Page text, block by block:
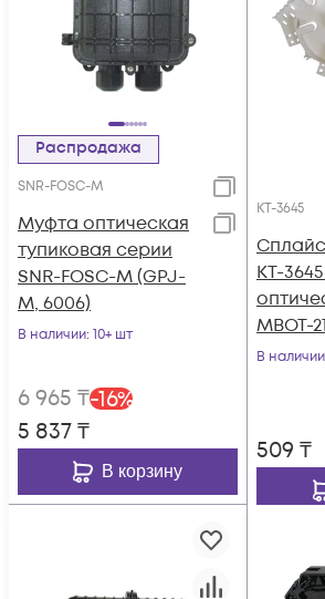
Распродажа
SNR-FOSC-M
Муфта оптическая
тупиковая серии
SNR-FOSC-M (GPJ-
M, 6006)
В наличии: 10+ шт
6 965 ₸-16%
5 837₸
В корзину
КТ-3645
КТ-
МВОТ-
В наличии
509 ₸